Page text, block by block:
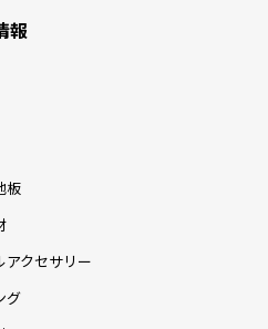
報
板
アクセサリー
グ